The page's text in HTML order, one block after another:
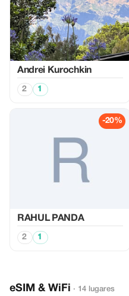
Аndrei Kurochkin
2 1
-20%
RAHUL PANDA
2 1
eSIM & WiFi · 14 lugares